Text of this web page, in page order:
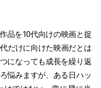
品を10代向けの映画と捉
だけに向けた映画だとは
になっても成長を繰り返
悩みますが、ある日ハッ